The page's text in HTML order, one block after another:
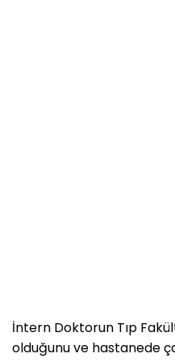
İntern Doktorun Tıp
olduğunu ve hastanede